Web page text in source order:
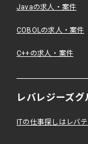
Javaの求人・案件
COBOLの求人・案件
C++の求人・案件
レバレジーズ
ITの仕事探しはレバ